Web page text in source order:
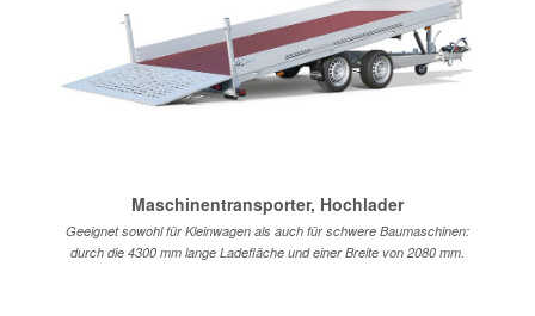
Maschinentransporter, Hochlader
Geeignet sowohl für Kleinwagen als auch für schwere Baumaschinen:
durch die 4300 mm lange Ladefläche und einer Breite von 2080 mm.